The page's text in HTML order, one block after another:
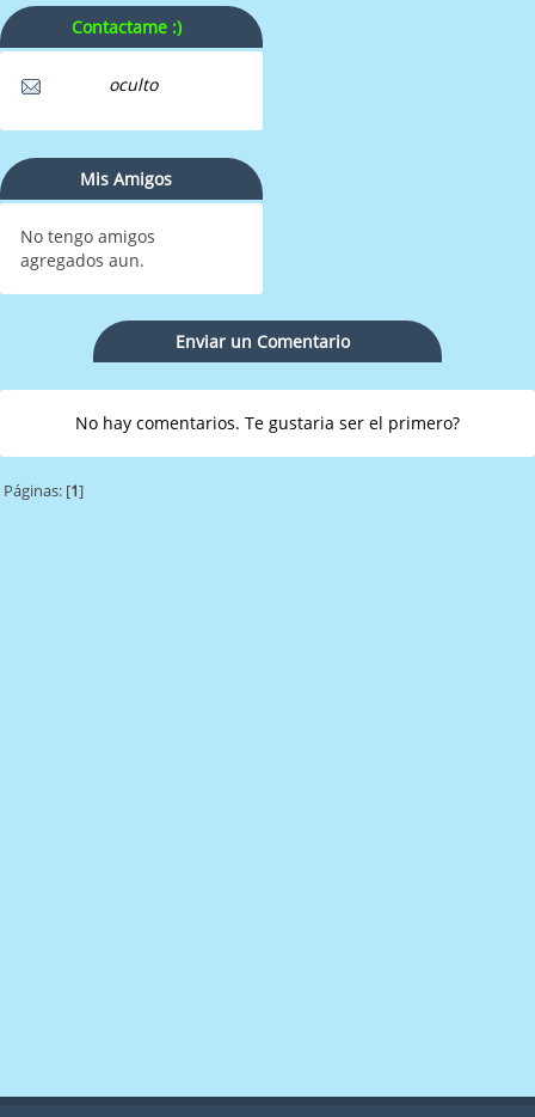
Contactame :)
oculto
Mis Amigos
No tengo amigos
agregados aun.
Enviar un Comentario
No hay comentarios. Te gustaria ser el primero?
Páginas: [1]